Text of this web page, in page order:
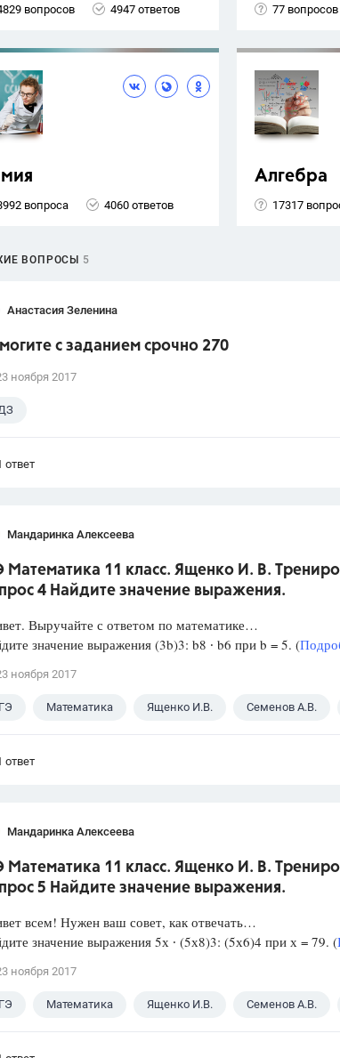
вопросов 4947 ответов 77 вопросов
вопроса 4060 ответов
Алгебра
17317
ВОПРОСЫ 5
Анастасия Зеленина
с заданием срочно 270
ноября 2017
ответ
Мандаринка Алексеева
Математика 11 класс. Ященко И. В.
4 Найдите значение выражения.
Выручайте с ответом по математике…
значение выражения (3b)3: b8 ∙ b6 при b = 5. (
ноября 2017
Математика Ященко И.В. Семенов А.В.
ответ
Мандаринка Алексеева
Математика 11 класс. Ященко И. В.
5 Найдите значение выражения.
всем! Нужен ваш совет, как отвечать…
значение выражения 5х ∙ (5х8)3: (5х6)4 при х = 79. (
ноября 2017
Математика Ященко И.В. Семенов А.В.